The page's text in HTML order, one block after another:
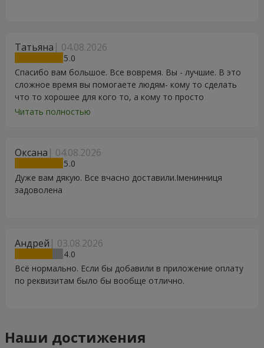
Татьяна 04.08.2026
5
Спасибо вам большое. Все вовремя. Вы - лучшие. В это
сложное время вы помогаете людям- кому то сделать
что то хорошее для кого то, а кому то просто
порадоваться цветам, подарку, тортику, поздравлению.
Читать полностью
Оксана 04.08.2026
5
Дуже вам дякую. Все вчасно доставили.Іменинниця
задоволена
Андрей 03.08.2026
4
Всё нормально. Если бы добавили в приложение оплату
по реквизитам было бы вообще отлично.
Наши достижения